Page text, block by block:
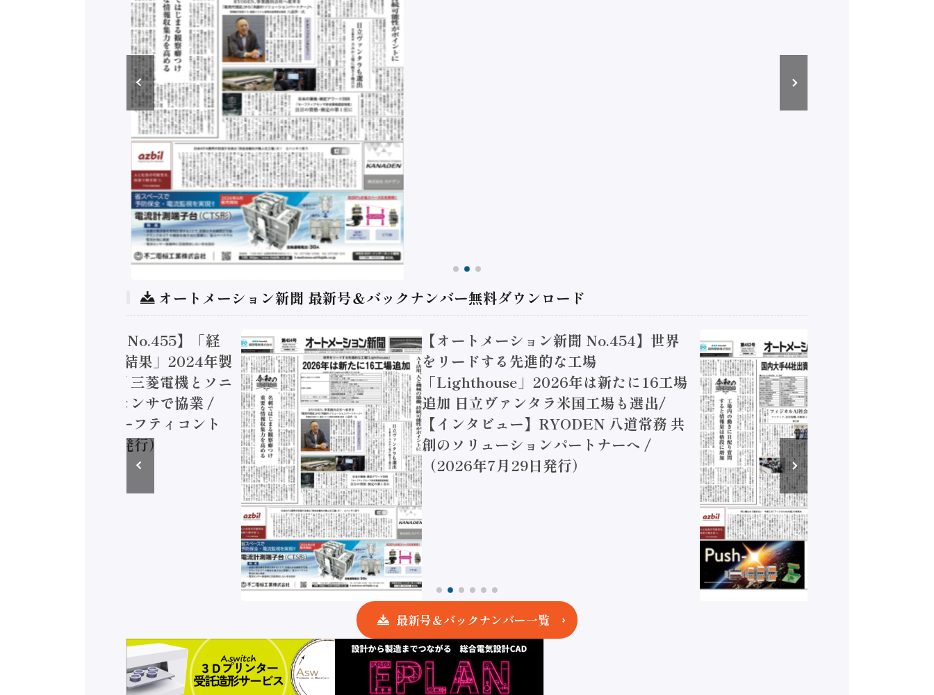
オートメーション新聞 最新号＆バックナンバー無料ダウンロード
トメーション新聞 No.455】「経
実態調査二次集計結果」2024年製
加価値額86兆円 / 三菱電機とソニ
コン AIビジョンセンサで協業 /
安全に動かすセーフティコント
（2026年8月5日発行）
【オートメーション新聞 No.454】世界
をリードする先進的な工場
「Lighthouse」2026年は新たに16工場
追加 日立ヴァンタラ米国工場も選出/
【インタビュー】RYODEN 八道常務 共
創のソリューションパートナーへ /
（2026年7月29日発行）
最新号＆バックナンバー一覧